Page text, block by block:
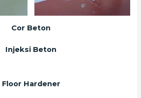
Cor Beton
Injeksi Beton
Floor Hardener